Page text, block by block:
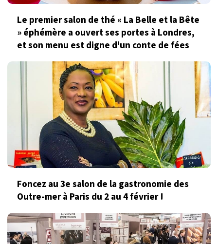
Le premier salon de thé « La Belle et la Bête
» éphémère a ouvert ses portes à Londres,
et son menu est digne d'un conte de fées
Foncez au 3e salon de la gastronomie des
Outre-mer à Paris du 2 au 4 février !